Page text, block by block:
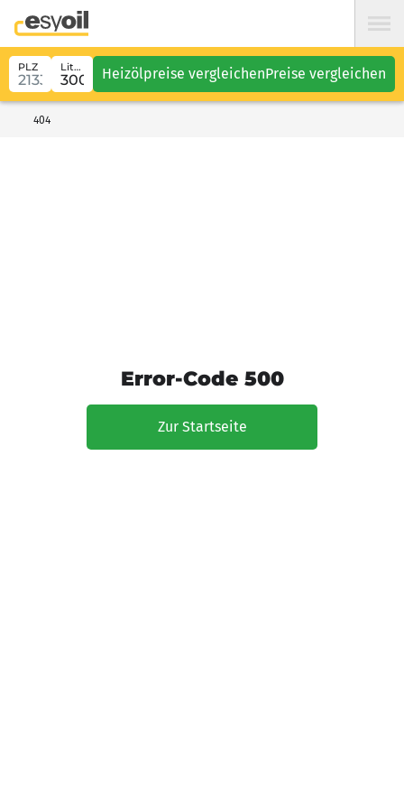
PLZ Liter Heizölpreise vergleichenPreise vergleichen
404
Error-Code 500
Zur Startseite